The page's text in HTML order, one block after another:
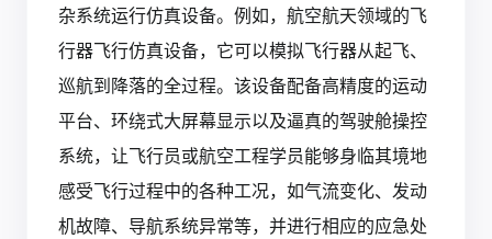
杂系统运行仿真设备。例如，航空航天领域的飞
行器飞行仿真设备，它可以模拟飞行器从起飞、
巡航到降落的全过程。该设备配备高精度的运动
平台、环绕式大屏幕显示以及逼真的驾驶舱操控
系统，让飞行员或航空工程学员能够身临其境地
感受飞行过程中的各种工况，如气流变化、发动
机故障、导航系统异常等，并进行相应的应急处